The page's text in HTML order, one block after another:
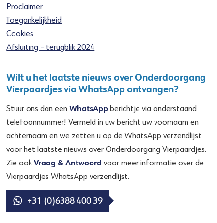
Proclaimer
Toegankelijkheid
Cookies
Afsluiting – terugblik 2024
Wilt u het laatste nieuws over Onderdoorgang
Vierpaardjes via WhatsApp ontvangen?
Stuur ons dan eenWhatsApp berichtje via onderstaand
telefoonnummer! Vermeld in uw bericht uw voornaam en
achternaam en we zetten u op de WhatsApp verzendlijst
voor het laatste nieuws over Onderdoorgang Vierpaardjes.
Zie ookVraag & Antwoord voor meer informatie over de
Vierpaardjes WhatsApp verzendlijst.
+31 (0)6388 400 39